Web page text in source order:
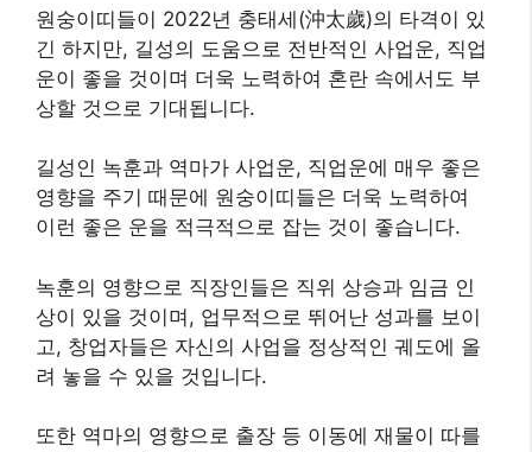
원숭이띠들이 2022년 충태세(沖太歲)의 타격이 있
긴 하지만, 길성의 도움으로 전반적인 사업운, 직업
운이 좋을 것이며 더욱 노력하여 혼란 속에서도 부
상할 것으로 기대됩니다.
길성인 녹훈과 역마가 사업운, 직업운에 매우 좋은
영향을 주기 때문에 원숭이띠들은 더욱 노력하여
이런 좋은 운을 적극적으로 잡는 것이 좋습니다.
녹훈의 영향으로 직장인들은 직위 상승과 임금 인
상이 있을 것이며, 업무적으로 뛰어난 성과를 보이
고, 창업자들은 자신의 사업을 정상적인 궤도에 올
려 놓을 수 있을 것입니다.
또한 역마의 영향으로 출장 등 이동에 재물이 따를